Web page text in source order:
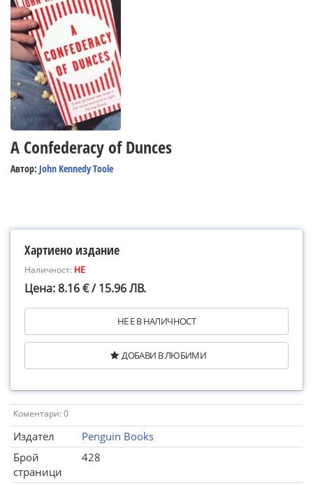
A Confederacy of Dunces
Автор: John Kennedy Toole
Хартиено издание
Наличност: НЕ
Цена: 8.16 € / 15.96 ЛВ.
НЕ Е В НАЛИЧНОСТ
ДОБАВИ В ЛЮБИМИ
Коментари: 0
Издател
Penguin Books
Брой
страници
428